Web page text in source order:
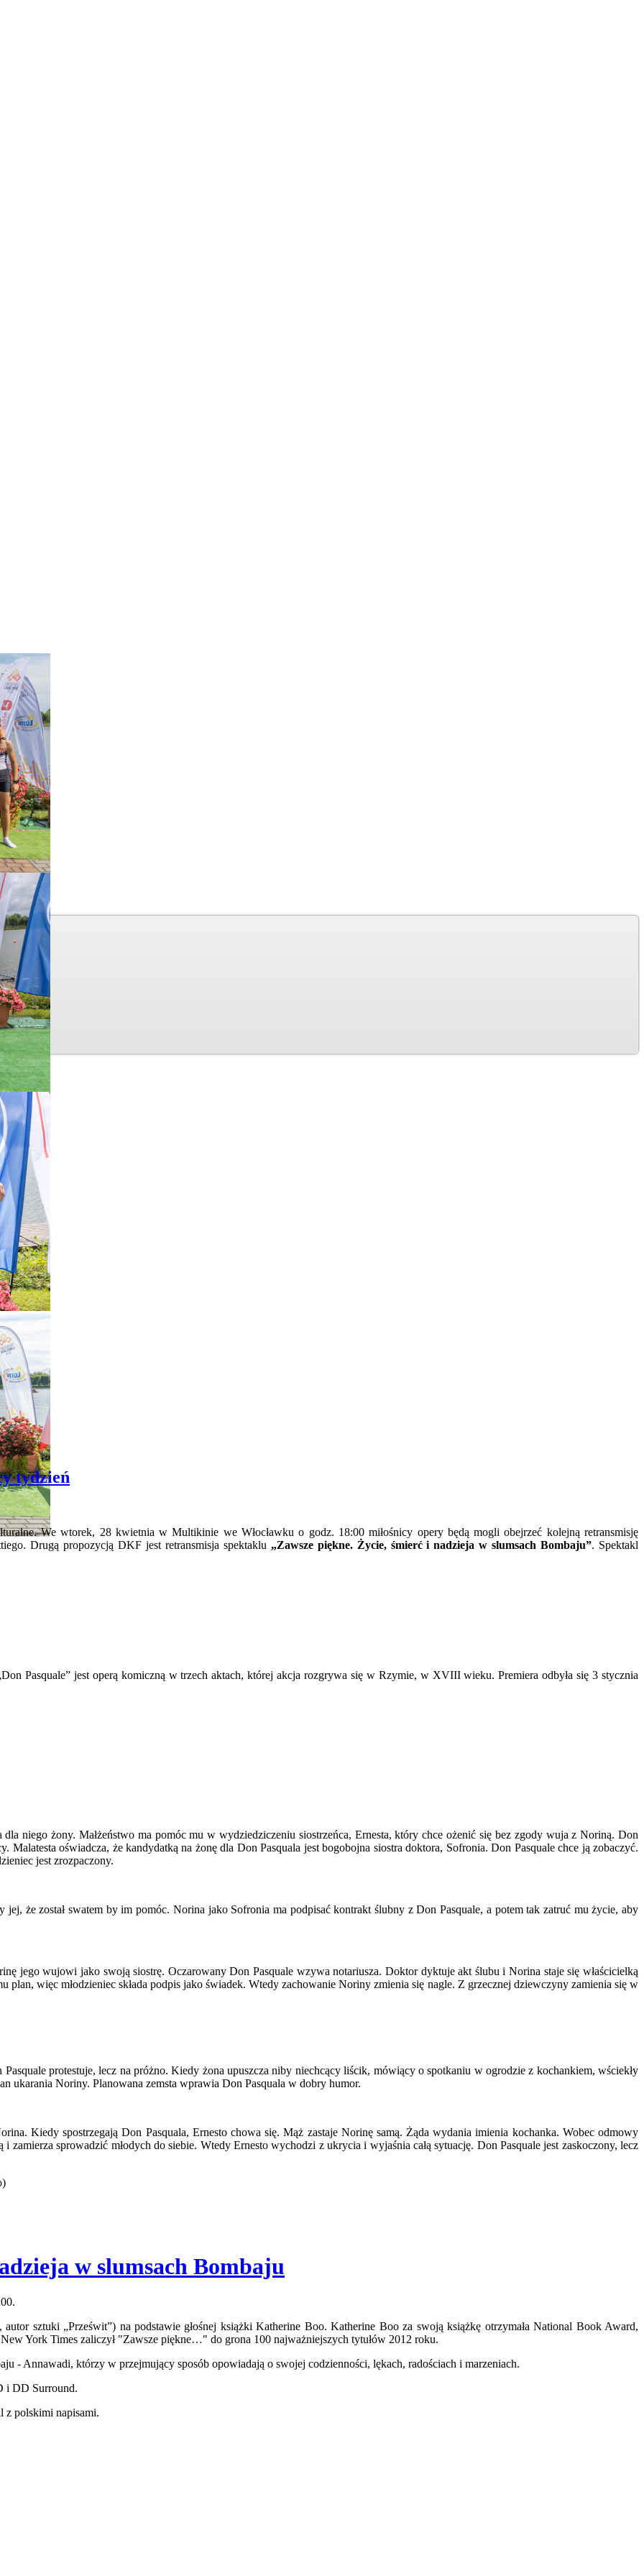
tydzień
We wtorek, 28 kwietnia w Multikinie we Włocławku o godz. 18:00 miłośnicy opery będą mogli obejrzeć kolejną retransmisję
Drugą propozycją DKF jest retransmisja spektaklu „Zawsze piękne. Życie, śmierć i nadzieja w slumsach Bombaju”. Spektakl
Don Pasquale” jest operą komiczną w trzech aktach, której akcja rozgrywa się w Rzymie, w XVIII wieku. Premiera odbyła się 3 stycznia
niego żony. Małżeństwo ma pomóc mu w wydziedziczeniu siostrzeńca, Ernesta, który chce ożenić się bez zgody wuja z Noriną. Don
oświadcza, że kandydatką na żonę dla Don Pasquala jest bogobojna siostra doktora, Sofronia. Don Pasquale chce ją zobaczyć.
jest zrozpaczony.
jej, że został swatem by im pomóc. Norina jako Sofronia ma podpisać kontrakt ślubny z Don Pasquale, a potem tak zatruć mu życie, aby
jego wujowi jako swoją siostrę. Oczarowany Don Pasquale wzywa notariusza. Doktor dyktuje akt ślubu i Norina staje się właścicielką
więc młodzieniec składa podpis jako świadek. Wtedy zachowanie Noriny zmienia się nagle. Z grzecznej dziewczyny zamienia się w
protestuje, lecz na próżno. Kiedy żona upuszcza niby niechcący liścik, mówiący o spotkaniu w ogrodzie z kochankiem, wściekły
ukarania Noriny. Planowana zemsta wprawia Don Pasquala w dobry humor.
Kiedy spostrzegają Don Pasquala, Ernesto chowa się. Mąż zastaje Norinę samą. Żąda wydania imienia kochanka. Wobec odmowy
zamierza sprowadzić młodych do siebie. Wtedy Ernesto wychodzi z ukrycia i wyjaśnia całą sytuację. Don Pasquale jest zaskoczony, lecz
w slumsach Bombaju
sztuki „Prześwit”) na podstawie głośnej książki Katherine Boo. Katherine Boo za swoją książkę otrzymała National Book Award,
York Times zaliczył "Zawsze piękne…" do grona 100 najważniejszych tytułów 2012 roku.
- Annawadi, którzy w przejmujący sposób opowiadają o swojej codzienności, lękach, radościach i marzeniach.
i DD Surround.
z polskimi napisami.